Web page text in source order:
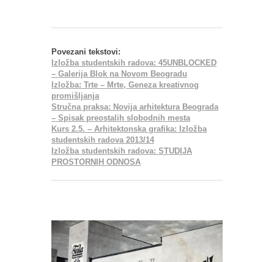
Povezani tekstovi:
Izložba studentskih radova: 45UNBLOCKED
– Galerija Blok na Novom Beogradu
Izložba: Trte – Mrte, Geneza kreativnog
promišljanja
Stručna praksa: Novija arhitektura Beograda
– Spisak preostalih slobodnih mesta
Kurs 2.5. – Arhitektonska grafika: Izložba
studentskih radova 2013/14
Izložba studentskih radova: STUDIJA
PROSTORNIH ODNOSA